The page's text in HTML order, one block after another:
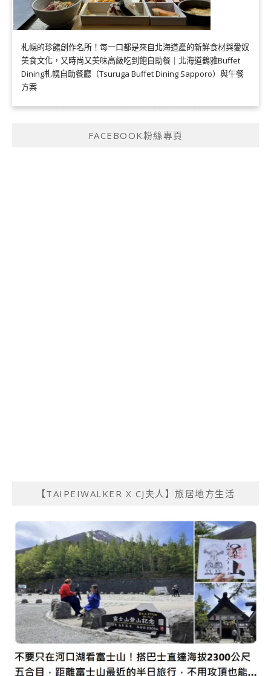
札幌的珍饈創作名所！每一口都是來自北海道產的新鮮食材與愛奴
美食文化，又時尚又美味高級吃到飽自助餐｜北海道鶴雅Buffet
Dining札幌自助餐廳（Tsuruga Buffet Dining Sapporo）與午餐
方案
FACEBOOK粉絲專頁
【TAIPEIWALKER X CJ夫人】旅居地方生活